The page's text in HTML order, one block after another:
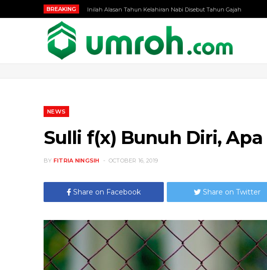
BREAKING Inilah Alasan Tahun Kelahiran Nabi Disebut Tahun Gajah
NEWS
Sulli f(x) Bunuh Diri,
BY FITRIA NINGSIH OCTOBER 16, 2019
Share on Facebook Share on Twitter